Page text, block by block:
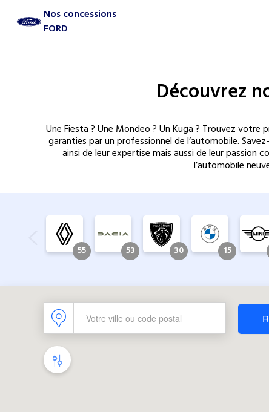
Nos concessions
FORD
Découvrez
Une Fiesta ? Une Mondeo ? Un Kuga ? Trouvez
garanties par un professionnel de l’automobile.
ainsi de leur expertise mais aussi de leur passion
l’automobile
55 53 30 15